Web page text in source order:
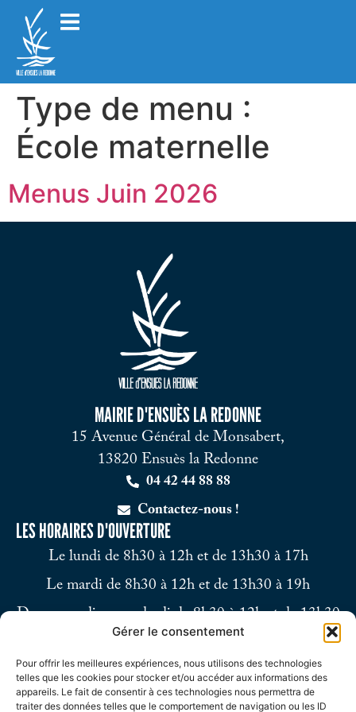
Gérer le consentement
Pour offrir les meilleures expériences, nous utilisons des technologies
telles que les cookies pour stocker et/ou accéder aux informations des
appareils. Le fait de consentir à ces technologies nous permettra de
traiter des données telles que le comportement de navigation ou les ID
Type de menu :
École maternelle
Menus Juin 2026
MAIRIE D'ENSUÈS LA REDONNE
15 Avenue Général de Monsabert,
13820 Ensuès la Redonne
04 42 44 88 88
Contactez-nous !
LES HORAIRES D'OUVERTURE
Le lundi de 8h30 à 12h et de 13h30 à 17h
Le mardi de 8h30 à 12h et de 13h30 à 19h
Du mercredi au vendredi de 8h30 à 12h et de 13h30
Le samedi de 9h à 12h